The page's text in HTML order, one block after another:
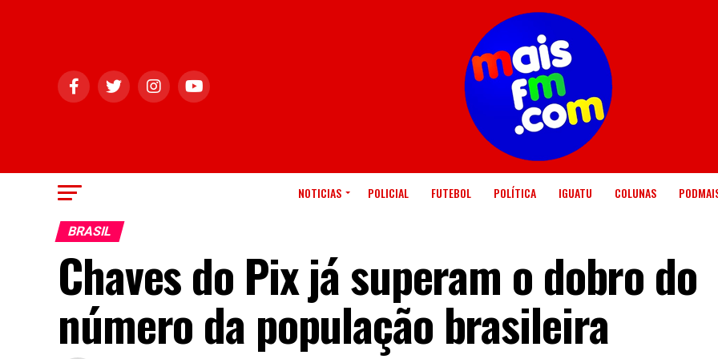
NOTICIAS POLICIAL FUTEBOL POLÍTICA IGUATU COLUNAS
BRASIL
Chaves do Pix já superam o dobro do
número da população brasileira